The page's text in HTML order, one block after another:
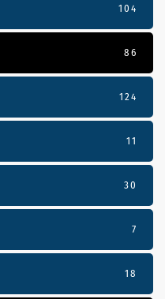
104
86
124
11
30
7
18